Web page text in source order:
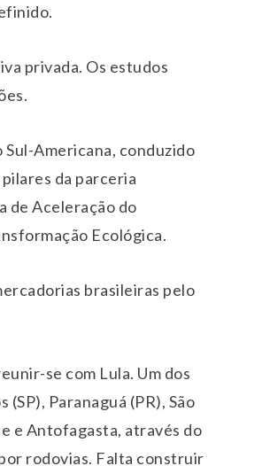
privada. Os estudos
Americana, conduzido
da parceria
de Aceleração do
Ecológica.
brasileiras pelo
se com Lula. Um dos
Paranaguá (PR), São
e Antofagasta, através do
rodovias. Falta construir